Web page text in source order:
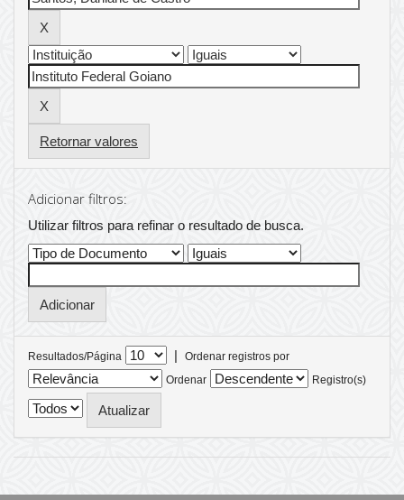
Retornar valores
Adicionar filtros:
Utilizar filtros para refinar o resultado de busca.
Resultados/Página |
Ordenar registros por
Ordenar
Registro(s)